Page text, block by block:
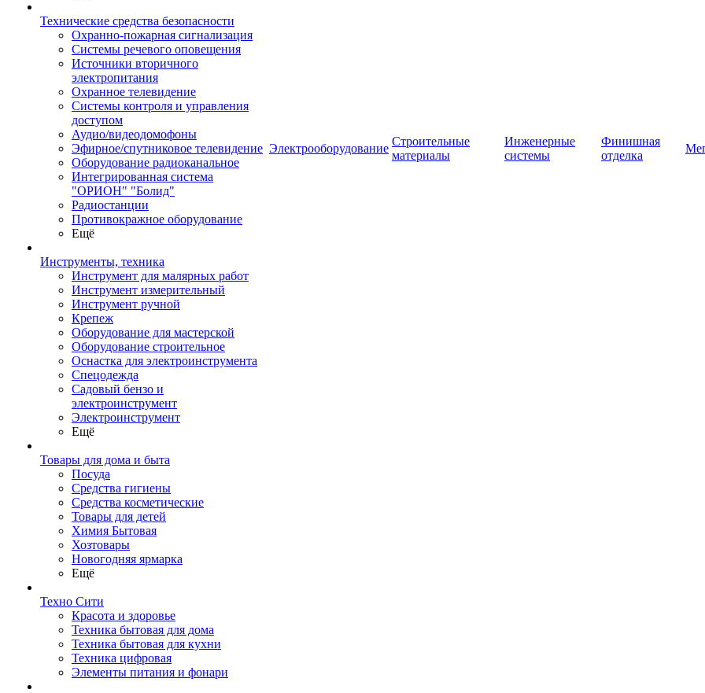
Технические средства безопасности
Охранно-пожарная сигнализация
Системы речевого оповещения
Источники вторичного
электропитания
Охранное телевидение
Системы контроля и управления
доступом
Аудио/видеодомофоны
Эфирное/спутниковое телевидение
Оборудование радиоканальное
Интегрированная система
"ОРИОН" "Болид"
Радиостанции
Противокражное оборудование
Ещё
Инструменты, техника
Инструмент для малярных работ
Инструмент измерительный
Инструмент ручной
Крепеж
Оборудование для мастерской
Оборудование строительное
Оснастка для электроинструмента
Спецодежда
Садовый бензо и
электроинструмент
Электроинструмент
Ещё
Товары для дома и быта
Посуда
Средства гигиены
Средства косметические
Товары для детей
Химия Бытовая
Хозтовары
Новогодняя ярмарка
Ещё
Техно Сити
Красота и здоровье
Техника бытовая для дома
Техника бытовая для кухни
Техника цифровая
Элементы питания и фонари
Электрооборудование
Строительные
материалы
Инженерные
системы
Финишная
отделка